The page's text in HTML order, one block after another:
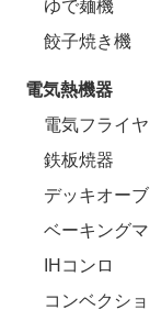
ゆで麺機
餃子焼き機
電気熱機器
電気フライ
鉄板焼器
デッキオー
ベーキング
IHコンロ
コンベクシ